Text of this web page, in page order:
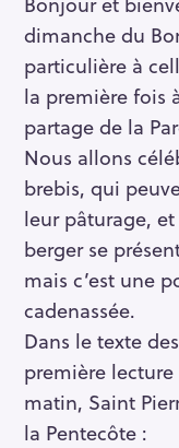
dimanche du
particulière à
la première fois
partage de la
Nous allons
brebis, qui
leur pâturage,
berger se
mais c’est une
cadenassée.
Dans le texte
première
matin, Saint
la Pentecôte :